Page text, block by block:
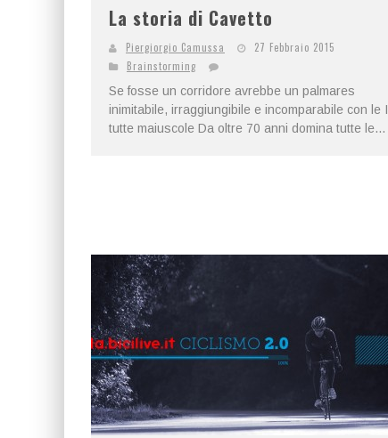
La storia di Cavetto
Piergiorgio Camussa
27 Febbraio 2015
Brainstorming
Se fosse un corridore avrebbe un palmares
inimitabile, irraggiungibile e incomparabile con le I
tutte maiuscole Da oltre 70 anni domina tutte le...